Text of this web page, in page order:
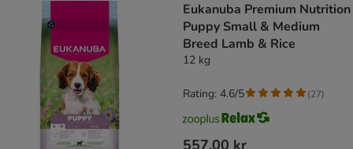
Eukanuba Premium Nutrition
Puppy Small & Medium
Breed Lamb & Rice
12 kg
557,00 kr
Rating: 4.6/5 (27)